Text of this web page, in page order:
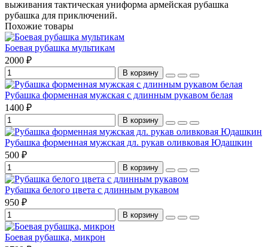
выживания тактическая униформа армейская рубашка
рубашка для приключений.
Похожие товары
Боевая рубашка мультикам
2000 ₽
В корзину
Рубашка форменная мужская с длинным рукавом белая
1400 ₽
В корзину
Рубашка форменная мужская дл. рукав оливковая Юдашкин
500 ₽
В корзину
Рубашка белого цвета с длинным рукавом
950 ₽
В корзину
Боевая рубашка, микрон